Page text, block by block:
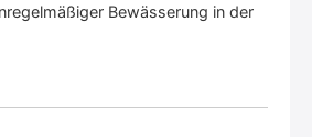
Bewäs­se­rung in der